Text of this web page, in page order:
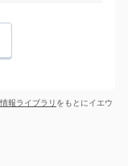
報ライブラリ をもとにイエウ